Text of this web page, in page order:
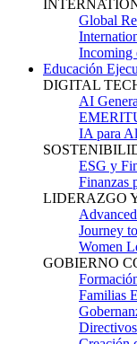
Global
Incoming
Educación
DIGITAL
AI
IA para
ESG y
Finanzas
LIDERAZGO
Journey
Women
GOBIERNO
Familias
Directivos